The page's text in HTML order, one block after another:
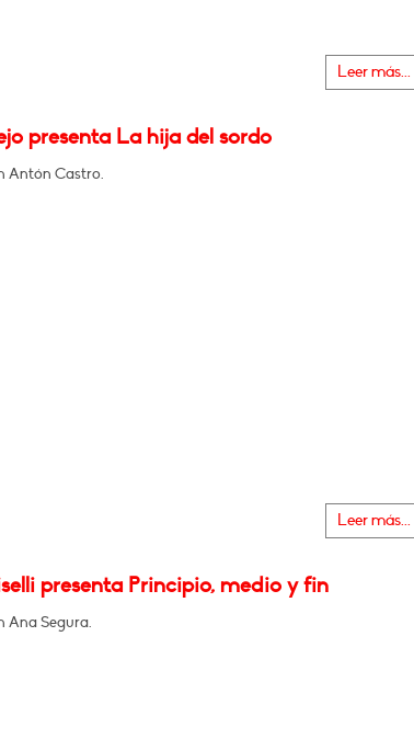
Leer más...
presenta La hija del sordo
Antón Castro.
Leer más...
presenta Principio, medio y fin
Ana Segura.